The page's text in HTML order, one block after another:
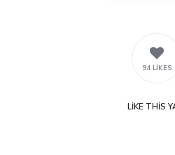
94 LIKES
LIKE THIS